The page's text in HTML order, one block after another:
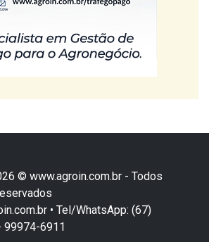
© www.agroin.com.br - Todos
• Tel/WhatsApp: (67)
99974-6911